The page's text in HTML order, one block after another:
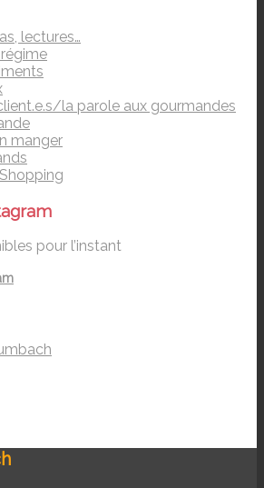
lectures…
la parole aux gourmandes
manger
pour l’instant